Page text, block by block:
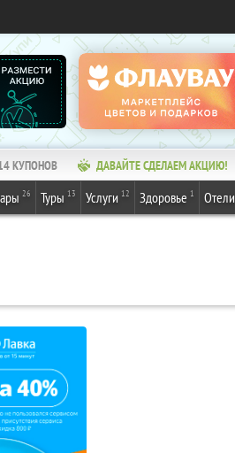
КУПОНОВ ДАВАЙТЕ СДЕЛАЕМ АКЦИЮ!
26 Туры 13 Услуги 12 Здоровье 1 Отели